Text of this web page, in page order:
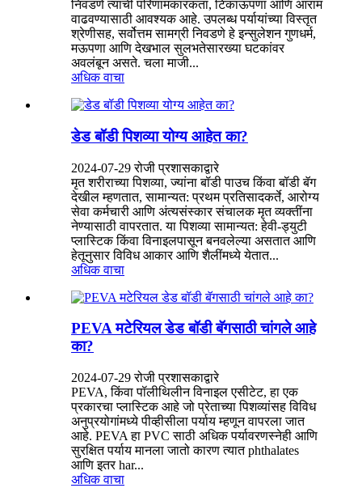
निवडणे त्याची परिणामकारकता, टिकाऊपणा आणि आराम
वाढवण्यासाठी आवश्यक आहे. उपलब्ध पर्यायांच्या विस्तृत
श्रेणीसह, सर्वोत्तम सामग्री निवडणे हे इन्सुलेशन गुणधर्म,
मऊपणा आणि देखभाल सुलभतेसारख्या घटकांवर
अवलंबून असते. चला माजी...
अधिक वाचा
डेड बॉडी पिशव्या योग्य आहेत का?
2024-07-29 रोजी प्रशासकाद्वारे
मृत शरीराच्या पिशव्या, ज्यांना बॉडी पाउच किंवा बॉडी बॅग
देखील म्हणतात, सामान्यत: प्रथम प्रतिसादकर्ते, आरोग्य
सेवा कर्मचारी आणि अंत्यसंस्कार संचालक मृत व्यक्तींना
नेण्यासाठी वापरतात. या पिशव्या सामान्यत: हेवी-ड्युटी
प्लास्टिक किंवा विनाइलपासून बनवलेल्या असतात आणि
हेतूनुसार विविध आकार आणि शैलींमध्ये येतात...
अधिक वाचा
PEVA मटेरियल डेड बॉडी बॅगसाठी चांगले आहे
का?
2024-07-29 रोजी प्रशासकाद्वारे
PEVA, किंवा पॉलीथिलीन विनाइल एसीटेट, हा एक
प्रकारचा प्लास्टिक आहे जो प्रेताच्या पिशव्यांसह विविध
अनुप्रयोगांमध्ये पीव्हीसीला पर्याय म्हणून वापरला जात
आहे. PEVA हा PVC साठी अधिक पर्यावरणस्नेही आणि
सुरक्षित पर्याय मानला जातो कारण त्यात phthalates
आणि इतर har...
अधिक वाचा